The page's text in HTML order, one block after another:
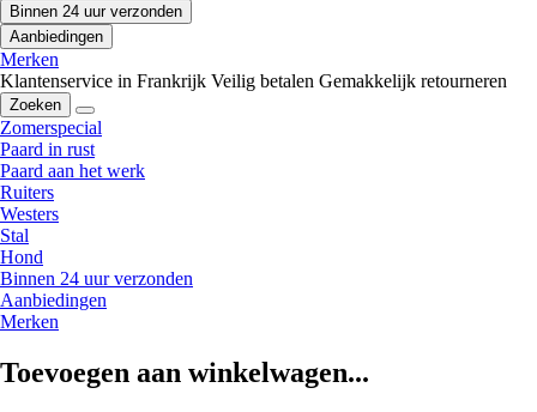
Binnen 24 uur verzonden
Aanbiedingen
Merken
Klantenservice in Frankrijk Veilig betalen Gemakkelijk retourneren
Zoeken
Zomerspecial
Paard in rust
Paard aan het werk
Ruiters
Westers
Stal
Hond
Binnen 24 uur verzonden
Aanbiedingen
Merken
Toevoegen aan winkelwagen...